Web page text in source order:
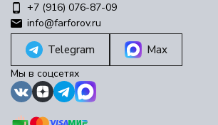
+7 (916) 076-87-09
info@farforov.ru
Telegram Max
Мы в соцсетях